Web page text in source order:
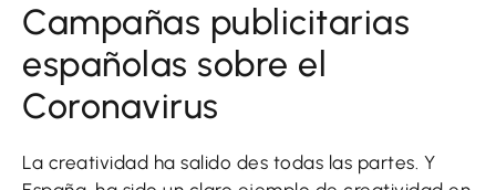
Campañas publicitarias
españolas sobre el
Coronavirus
La creatividad ha salido des todas las partes. Y